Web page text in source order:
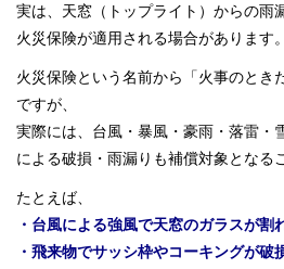
実は、天窓（トップライト）からの雨
火災保険が適用される場合があります。
火災保険という名前から「火事のとき
ですが、
実際には、台風・暴風・豪雨・落雷・
による破損・雨漏りも補償対象となる
たとえば、
・台風による強風で天窓のガラスが割
・飛来物でサッシ枠やコーキングが破